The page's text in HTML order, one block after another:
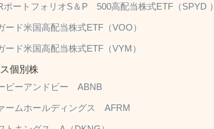
ポートフォリオS＆P 500高配当株式ETF（SPYD ）
ード米国高配当株式ETF（VOO）
ード米国高配当株式ETF（VYM）
個別株
ビーアンドビー ABNB
ームホールディングス AFRM